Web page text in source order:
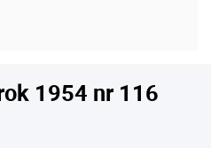
1954 nr 116